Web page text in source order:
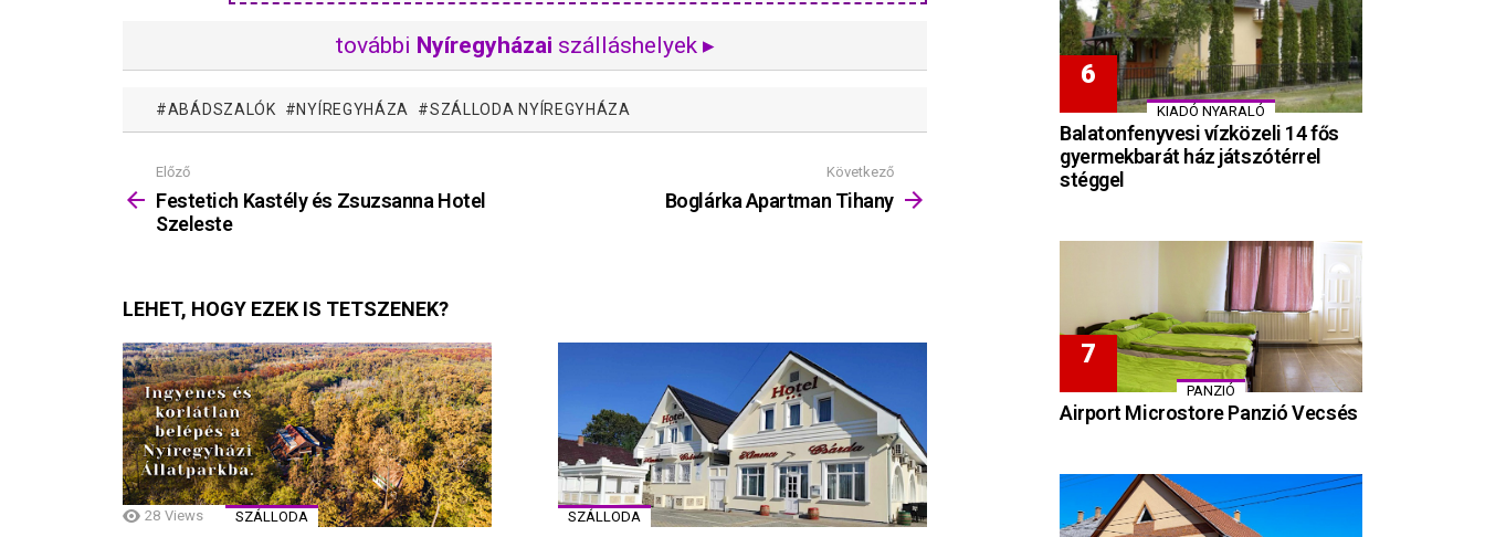
további Nyíregyházai szálláshelyek ▸
ABÁDSZALÓK NYÍREGYHÁZA SZÁLLODA NYÍREGYHÁZA
Mutass
többet
Előző
Festetich Kastély és Zsuzsanna Hotel
Szeleste
Következő
Boglárka Apartman Tihany
LEHET, HOGY EZEK IS TETSZENEK?
28 Views SZÁLLODA SZÁLLODA
KIADÓ NYARALÓ
Balatonfenyvesi vízközeli 14 fős
gyermekbarát ház játszótérrel
stéggel
PANZIÓ
Airport Microstore Panzió Vecsés